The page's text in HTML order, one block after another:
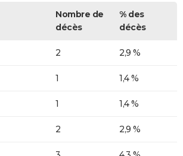
Nombre de
décès
% des
décès
2 2,9 %
1 1,4 %
1 1,4 %
2 2,9 %